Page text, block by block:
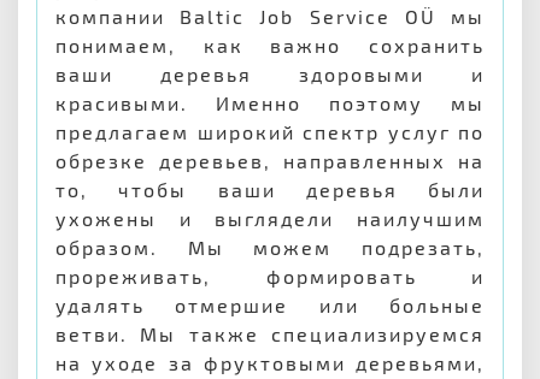
компании Baltic Job Service OÜ мы
понимаем, как важно сохранить
ваши деревья здоровыми и
красивыми. Именно поэтому мы
предлагаем широкий спектр услуг по
обрезке деревьев, направленных на
то, чтобы ваши деревья были
ухожены и выглядели наилучшим
образом. Мы можем подрезать,
прореживать, формировать и
удалять отмершие или больные
ветви. Мы также специализируемся
на уходе за фруктовыми деревьями,